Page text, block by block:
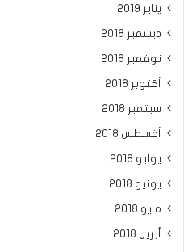
يناير 2019
ديسمبر 2018
نوفمبر 2018
أكتوبر 2018
سبتمبر 2018
أغسطس 2018
يوليو 2018
يونيو 2018
مايو 2018
أبريل 2018